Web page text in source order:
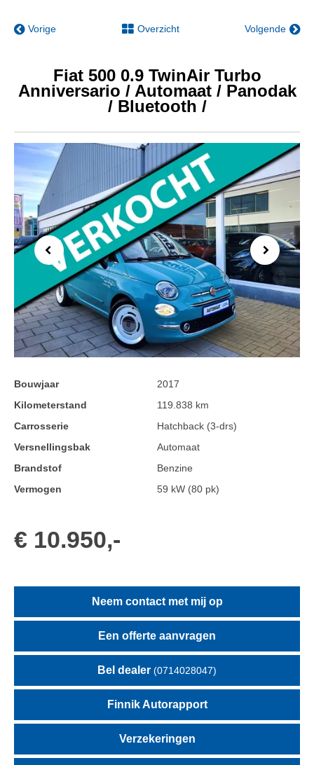
Vorige Overzicht Volgende
Fiat 500 0.9 TwinAir Turbo
Anniversario / Automaat / Panodak
/ Bluetooth /
Previous Next
Bouwjaar
2017
Kilometerstand
119.838 km
Carrosserie
Hatchback (3-drs)
Versnellingsbak
Automaat
Brandstof
Benzine
Vermogen
59 kW (80 pk)
€ 10.950,-
Neem contact met mij op
Een offerte aanvragen
Bel dealer (0714028047)
Finnik Autorapport
Verzekeringen